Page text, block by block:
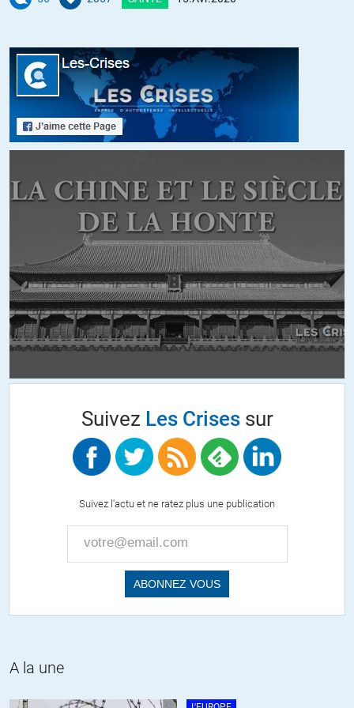
Redemptoris.
Catholicisme plaçant (en théorie) l’homme sans Dieu au centre de
tout.
ALERTER
Je ne vois qu’une grande zone vide au dessous du titre, la vidéo ne
supprimée après la parution de l’article ?
Dommage car même si Gaël Giraud est très « partisan » (prêtre
jésuite revendiqué – il a le courage d’affirmer clairement ses
positions ce qui est à son honneur) ses analyses économiques,
sociales et écologiques sont d’une grande pertinence.
+3 ALERTER
anatole27//15.04.2020 à 15h48
Bonjour RGT il suffit de cliquer sur la Ligne SOURCE en bleu
ALERTER
//15.04.2020 à 16h30
https://www.facebook.com/TEDxClermont/videos/
ALERTER
tepavac
https://www.youtube.com/watch?v=KEPGH_CgDmE
Suivez Les Crisessur
Suivez l'actu et ne ratez plus une publication
A la une